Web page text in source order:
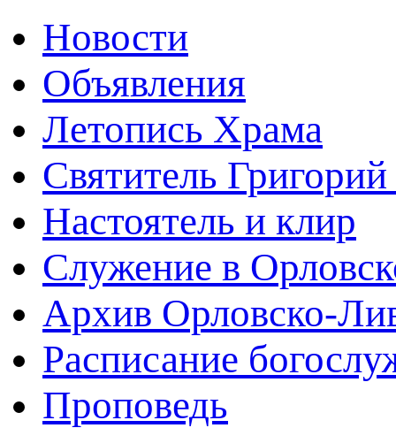
Новости
Объявления
Летопись Храма
Святитель
Настоятель и клир
Служение в
Архив Орловско-
Расписание
Проповедь